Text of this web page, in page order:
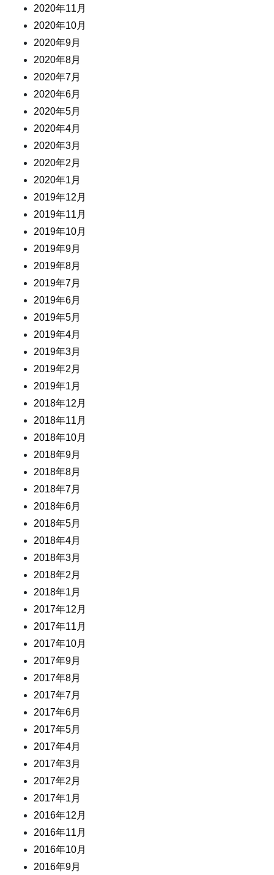
2020年11月
2020年10月
2020年9月
2020年8月
2020年7月
2020年6月
2020年5月
2020年4月
2020年3月
2020年2月
2020年1月
2019年12月
2019年11月
2019年10月
2019年9月
2019年8月
2019年7月
2019年6月
2019年5月
2019年4月
2019年3月
2019年2月
2019年1月
2018年12月
2018年11月
2018年10月
2018年9月
2018年8月
2018年7月
2018年6月
2018年5月
2018年4月
2018年3月
2018年2月
2018年1月
2017年12月
2017年11月
2017年10月
2017年9月
2017年8月
2017年7月
2017年6月
2017年5月
2017年4月
2017年3月
2017年2月
2017年1月
2016年12月
2016年11月
2016年10月
2016年9月